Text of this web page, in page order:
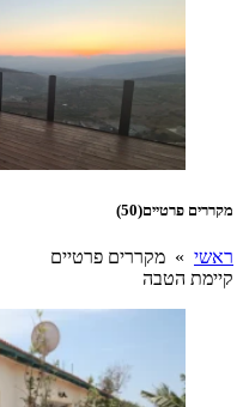
מקררים פרטיים(50)
ראשי » מקררים פרטיים
קיימת הטבה